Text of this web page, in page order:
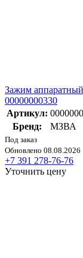
Зажим
00000000330
Артикул:
Бренд:
МЗВА
Под заказ
Обновлено 08.08.2026
+7 391 278-76-76
Уточнить цену